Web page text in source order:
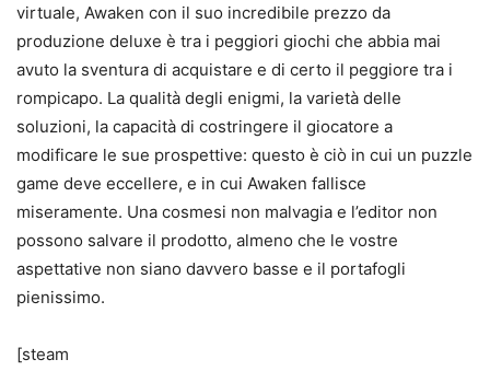
virtuale, Awaken con il suo incredibile prezzo da
produzione deluxe è tra i peggiori giochi che abbia mai
avuto la sventura di acquistare e di certo il peggiore tra i
rompicapo. La qualità degli enigmi, la varietà delle
soluzioni, la capacità di costringere il giocatore a
modificare le sue prospettive: questo è ciò in cui un puzzle
game deve eccellere, e in cui Awaken fallisce
miseramente. Una cosmesi non malvagia e l’editor non
possono salvare il prodotto, almeno che le vostre
aspettative non siano davvero basse e il portafogli
pienissimo.
[steam